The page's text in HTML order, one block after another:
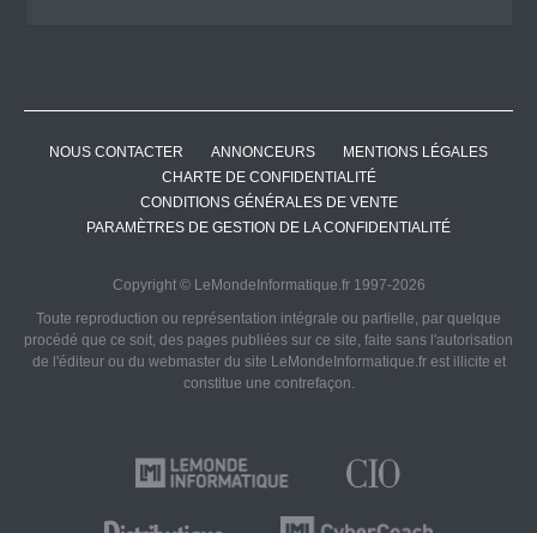
NOUS CONTACTER ANNONCEURS
MENTIONS LÉGALES
CHARTE DE CONFIDENTIALITÉ
CONDITIONS GÉNÉRALES DE VENTE
PARAMÈTRES DE GESTION DE LA CONFIDENTIALITÉ
Copyright © LeMondeInformatique.fr 1997-2026
Toute reproduction ou représentation intégrale ou partielle, par quelque
procédé que ce soit, des pages publiées sur ce site, faite sans l'autorisation
de l'éditeur ou du webmaster du site LeMondeInformatique.fr est illicite et
constitue une contrefaçon.